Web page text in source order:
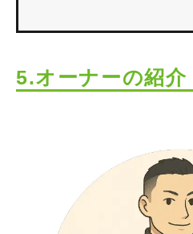
5.オーナーの紹介